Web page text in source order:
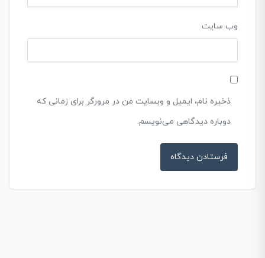
وب‌ سایت
ذخیره نام، ایمیل و وبسایت من در مرورگر برای زمانی که
دوباره دیدگاهی می‌نویسم.